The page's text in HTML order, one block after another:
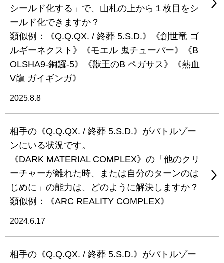
シールド化する」で、山札の上から１枚目をシ
ールド化できますか？
類似例：《Q.Q.QX. / 終葬 5.S.D.》《創世竜 ゴ
ルギーネクスト》《モエル 鬼チューバー》《B
OLSHA9-銅鑼-5》《獣王のB ペガサス》《熱血
V龍 ガイギンガ》
2025.8.8
相手の《Q.Q.QX. / 終葬 5.S.D.》がバトルゾー
ンにいる状況です。
《DARK MATERIAL COMPLEX》の「他のクリ
ーチャーが離れた時、または自分のターンのは
じめに」の能力は、どのように解決しますか？
類似例：《ARC REALITY COMPLEX》
2024.6.17
相手の《Q.Q.QX. / 終葬 5.S.D.》がバトルゾー